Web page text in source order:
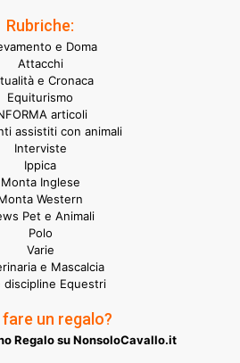
Rubriche:
e Doma
Attacchi
e Cronaca
Equiturismo
articoli
assistiti con animali
Interviste
Ippica
Monta Inglese
Western
Pet e Animali
Polo
Varie
e Mascalcia
discipline Equestri
fare un regalo?
Regalo su NonsoloCavallo.it